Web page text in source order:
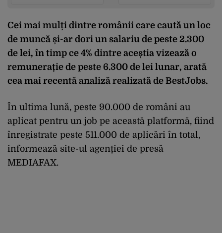
Cei mai mulți dintre românii care caută un loc
de muncă și-ar dori un salariu de peste 2.300
de lei, în timp ce 4% dintre aceștia vizează o
remunerație de peste 6.300 de lei lunar, arată
cea mai recentă analiză realizată de BestJobs.
În ultima lună, peste 90.000 de români au
aplicat pentru un job pe această platformă, fiind
înregistrate peste 511.000 de aplicări în total,
informează site-ul agenției de presă
MEDIAFAX.